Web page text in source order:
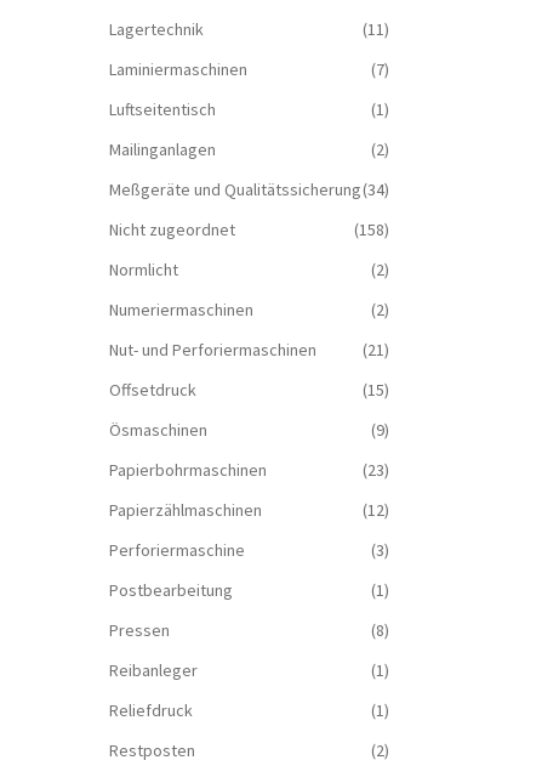
Lagertechnik
(11)
Laminiermaschinen
(7)
Luftseitentisch
(1)
Mailinganlagen
(2)
Meßgeräte und Qualitätssicherung(34)
Nicht zugeordnet
(158)
Normlicht
(2)
Numeriermaschinen
(2)
Nut- und Perforiermaschinen
(21)
Offsetdruck
(15)
Ösmaschinen
(9)
Papierbohrmaschinen
(23)
Papierzählmaschinen
(12)
Perforiermaschine
(3)
Postbearbeitung
(1)
Pressen
(8)
Reibanleger
(1)
Reliefdruck
(1)
Restposten
(2)